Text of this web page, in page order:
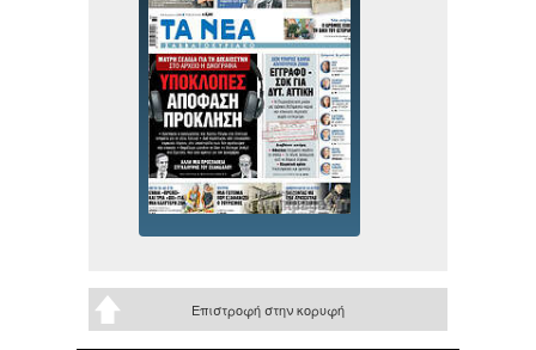
Επιστροφή στην κορυφή